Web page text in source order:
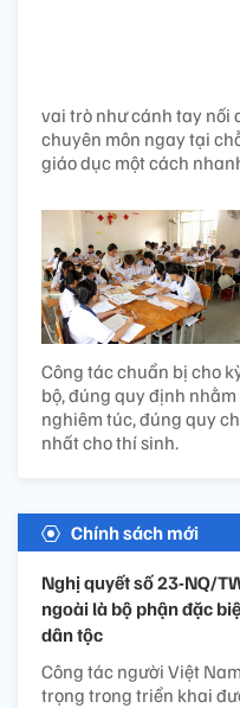
vai trò như cánh tay nối
chuyên môn ngay tại
giáo dục một cách
Công tác chuẩn bị cho
bộ, đúng quy định
nghiêm túc, đúng quy
nhất cho thí sinh.
Chính sách mới
Nghị quyết số 23-NQ/
ngoài là bộ phận đặc
dân tộc
Công tác người Việt
trọng trong triển khai